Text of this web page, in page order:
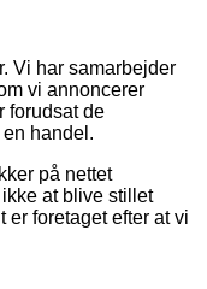
Vi har samarbejder
vi annoncerer
forudsat de
handel.
på nettet
at blive stillet
er foretaget efter at vi